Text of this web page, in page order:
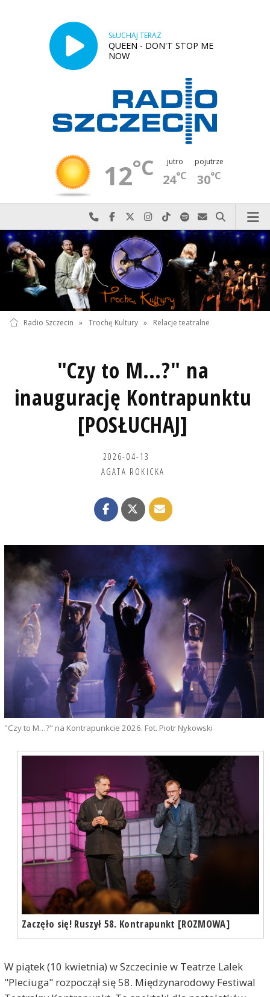
SŁUCHAJ TERAZ
QUEEN - DON'T STOP ME
NOW
12°C jutro
24°C
pojutrze
30°C
Najlepiej po prostu do nas zadzwoń
Odwiedź nas na Facebook-u
Odwiedź nas na X
Odwiedź nas na Instagram-ie
Odwiedź nas na TikTok-u
Szukaj nas na Spotify
Wyślij do nas
Szukaj
Radio Szczecin » Trochę Kultury » Relacje teatralne
"Czy to M…?" na
inaugurację Kontrapunktu
[POSŁUCHAJ]
2026-04-13
AGATA ROKICKA
"Czy to M…?" na Kontrapunkcie 2026. Fot. Piotr Nykowski
Zaczęło się! Ruszył 58. Kontrapunkt [ROZMOWA]
W piątek (10 kwietnia) w Szczecinie w Teatrze Lalek
"Pleciuga" rozpoczął się 58. Międzynarodowy Festiwal